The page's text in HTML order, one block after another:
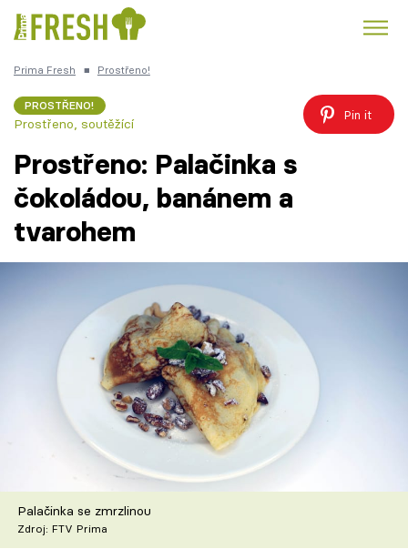
Česká kuchyně
Témata
Články
TV Program
Škola vaření
Recepty z TV
Speciál: Cuketa
Prima Fresh ■ Prostřeno!
PROSTŘENO!
Prostřeno, soutěžící
Pin it
Prostřeno: Palačinka s
čokoládou, banánem a
tvarohem
Palačinka se zmrzlinou
Zdroj: FTV Prima